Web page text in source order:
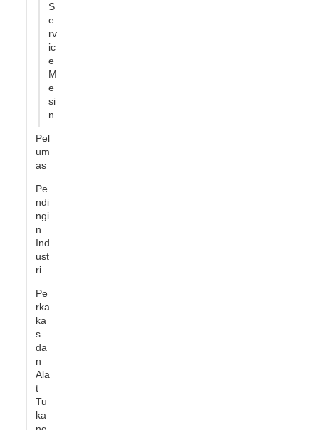
S
e
rv
ic
e
M
e
si
n
Pel
um
as
Pe
ndi
ngi
n
Ind
ust
ri
Pe
rka
ka
s
da
n
Ala
t
Tu
ka